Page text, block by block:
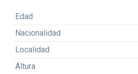
Edad
Nacionalidad
Localidad
Altura